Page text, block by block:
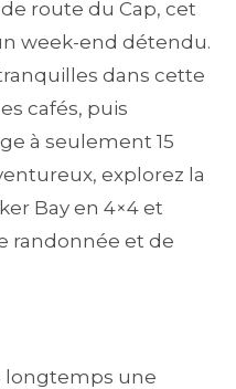
route du Cap, cet
week-end détendu.
dans cette
cafés, puis
à seulement 15
explorez la
Bay en 4×4 et
randonnée et de
longtemps une